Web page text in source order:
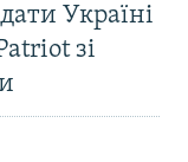
Україні
зі